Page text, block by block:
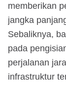
memberikan
jangka
Sebaliknya,
pada
perjalanan
infrastruktur